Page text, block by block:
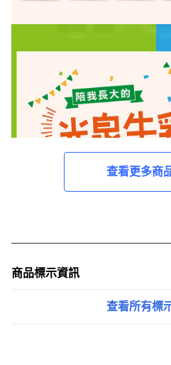
查看更多商
商品標示資訊
查看所有標